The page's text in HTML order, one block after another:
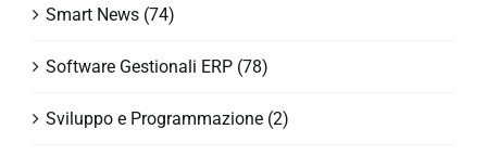
Smart News (74)
Software Gestionali ERP (78)
Sviluppo e Programmazione (2)